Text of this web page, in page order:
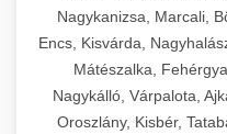
Nagykanizsa, Marcali,
Encs, Kisvárda,
Mátészalka,
Nagykálló, Várpalota,
Oroszlány, Kisbér,